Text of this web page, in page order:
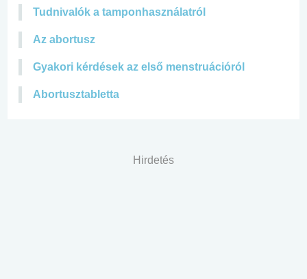
Tudnivalók a tamponhasználatról
Az abortusz
Gyakori kérdések az első menstruációról
Abortusztabletta
Hirdetés